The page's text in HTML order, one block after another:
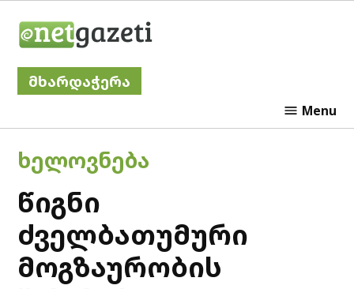
მხარდაჭერა
Menu
POSTED
IN
ᲮᲔᲚᲝᲕᲜᲔᲑᲐ
წიგნი
ძველბათუმური
მოგზაურობის